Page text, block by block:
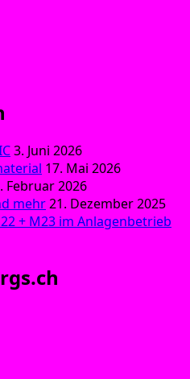
3. Juni 2026
17. Mai 2026
Februar 2026
mehr21. Dezember 2025
+ M23 im Anlagenbetrieb